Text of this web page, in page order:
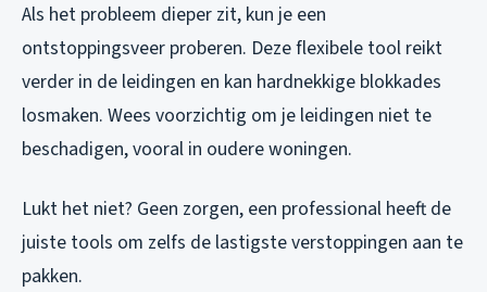
Als het probleem dieper zit, kun je een
ontstoppingsveer proberen. Deze flexibele tool reikt
verder in de leidingen en kan hardnekkige blokkades
losmaken. Wees voorzichtig om je leidingen niet te
beschadigen, vooral in oudere woningen.
Lukt het niet? Geen zorgen, een professional heeft de
juiste tools om zelfs de lastigste verstoppingen aan te
pakken.